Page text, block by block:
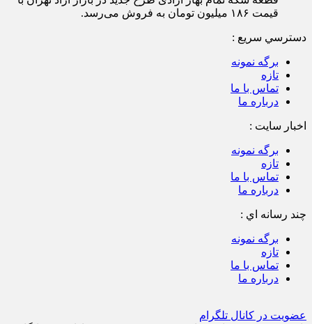
قطعه سکه تمام بهار آزادی طرح جدید در بازار آزاد تهران با
برگه نمونه
تازه
تماس با ما
برگه نمونه
تازه
تماس با ما
برگه نمونه
تازه
تماس با ما